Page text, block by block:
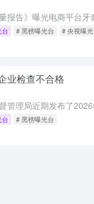
# 黑榜曝光台 # 央视曝光
业检查不合格
# 黑榜曝光台